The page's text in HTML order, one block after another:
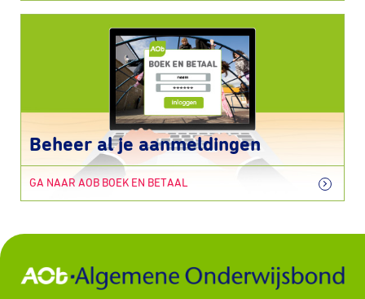
Beheer al je aanmeldingen
GA NAAR AOB BOEK EN BETAAL